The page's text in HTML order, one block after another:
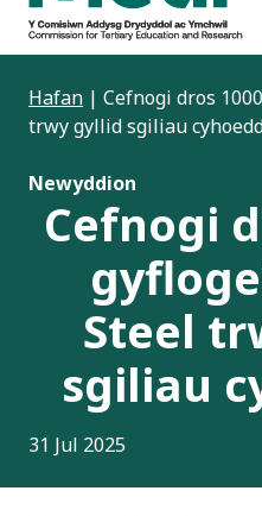
Hafan | Cefnogi dros
trwy gyllid sgiliau
Newyddion
Cefnogi
Steel
sgiliau
31 Jul 2025